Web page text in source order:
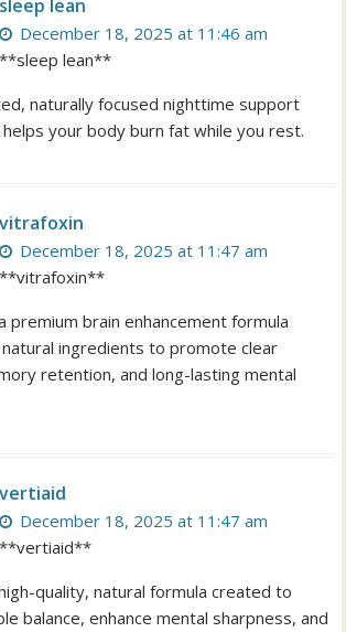
sleep lean
December 18, 2025 at 11:46 am
**sleep lean**
naturally focused nighttime support
your body burn fat while you rest.
vitrafoxin
December 18, 2025 at 11:47 am
**vitrafoxin**
premium brain enhancement formula
ingredients to promote clear
retention, and long-lasting mental
vertiaid
December 18, 2025 at 11:47 am
**vertiaid**
quality, natural formula created to
balance, enhance mental sharpness, and